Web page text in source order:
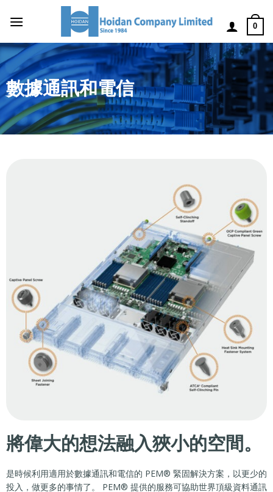
0
數據通訊和電信
將偉大的想法融入狹小的空間。
是時候利用適用於數據通訊和電信的 PEM® 緊固解決方案，以更少的
投入，做更多的事情了。 PEM® 提供的服務可協助世界頂級資料通訊